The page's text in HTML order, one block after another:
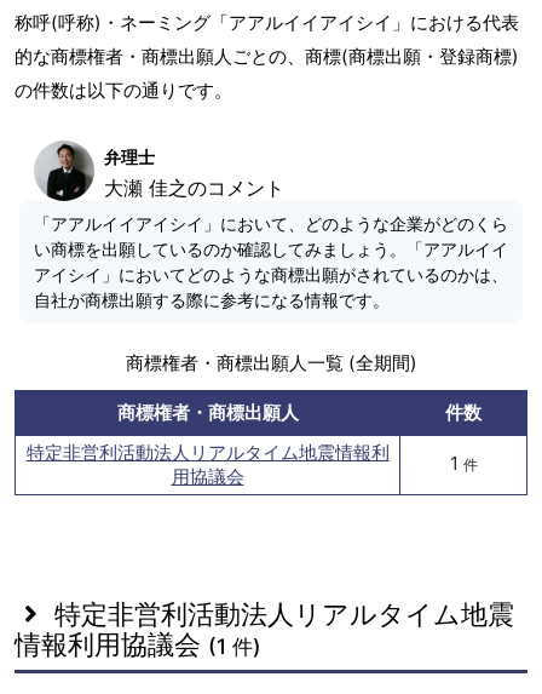
称呼(呼称)・ネーミング「アアルイイアイシイ」における代表
的な商標権者・商標出願人ごとの、商標(商標出願・登録商標)
の件数は以下の通りです。
弁理士
大瀬 佳之のコメント
「アアルイイアイシイ」において、どのような企業がどのくら
い商標を出願しているのか確認してみましょう。「アアルイイ
アイシイ」においてどのような商標出願がされているのかは、
自社が商標出願する際に参考になる情報です。
商標権者・商標出願人一覧 (全期間)
商標権者・商標出願人
件数
特定非営利活動法人リアルタイム地震情報利
用協議会
1 件
特定非営利活動法人リアルタイム地震
情報利用協議会 (1 件)